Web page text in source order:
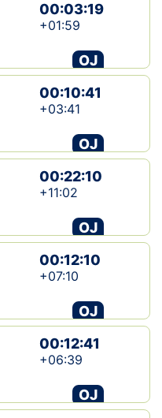
00:03:19
+01:59
OJ
00:10:41
+03:41
OJ
00:22:10
+11:02
OJ
00:12:10
+07:10
OJ
00:12:41
+06:39
OJ